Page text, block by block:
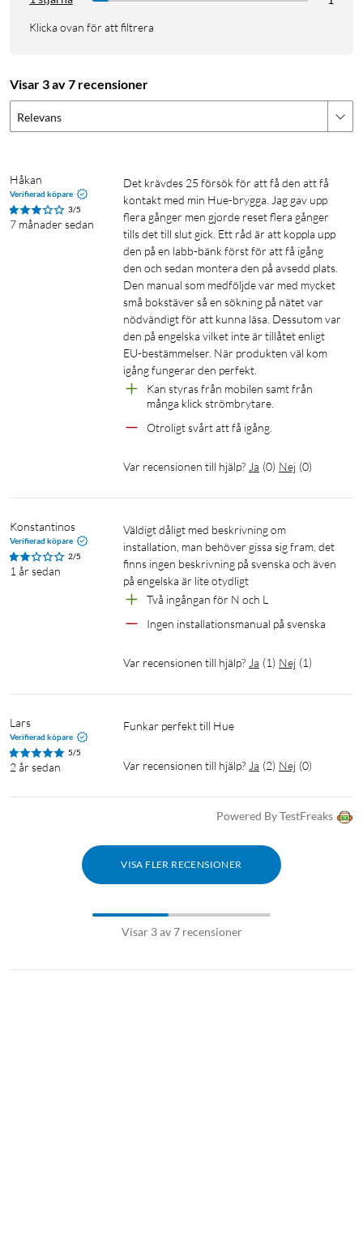
Klicka ovan för att filtrera
Visar 3 av 7 recensioner
Relevans
Håkan
Verifierad köpare
3/5
7 månader sedan
Det krävdes 25 försök för att få den att få
kontakt med min Hue-brygga. Jag gav upp
flera gånger men gjorde reset flera gånger
tills det till slut gick. Ett råd är att koppla upp
den på en labb-bänk först för att få igång
den och sedan montera den på avsedd plats.
Den manual som medföljde var med mycket
små bokstäver så en sökning på nätet var
nödvändigt för att kunna läsa. Dessutom var
den på engelska vilket inte är tillåtet enligt
EU-bestämmelser. När produkten väl kom
igång fungerar den perfekt.
Kan styras från mobilen samt från
många klick strömbrytare.
Otroligt svårt att få igång.
Var recensionen till hjälp? Ja (0) Nej (0)
Konstantinos
Verifierad köpare
2/5
1 år sedan
Väldigt dåligt med beskrivning om
installation, man behöver gissa sig fram, det
finns ingen beskrivning på svenska och även
på engelska är lite otydligt
Två ingångan för N och L
Ingen installationsmanual på svenska
Var recensionen till hjälp? Ja (1) Nej (1)
Lars
Verifierad köpare
5/5
2 år sedan
Funkar perfekt till Hue
Var recensionen till hjälp? Ja (2) Nej (0)
Powered By TestFreaks
VISA FLER RECENSIONER
Visar 3 av 7 recensioner